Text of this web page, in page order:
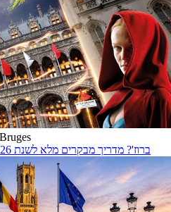
האם שווה לבקר ב-Historium ברוז'? מדריך מבקרים מלא לשנת 2026